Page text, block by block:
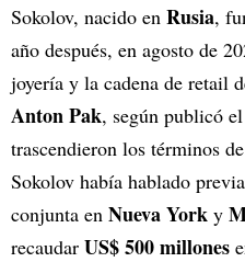
Sokolov, nacido en Rusia,
año después, en agosto de
joyería y la cadena de retail
Anton Pak, según publicó
trascendieron los términos
Sokolov había hablado
conjunta en Nueva York y
recaudar US$ 500 millones